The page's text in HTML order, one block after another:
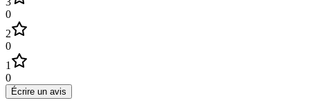
0
2
0
1
0
Écrire un avis